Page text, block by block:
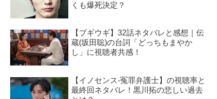
くも爆死決定？
【ブギウギ】32話ネタバレと感想｜伝
蔵(坂田聡)の台詞「どっちもまやか
し」に視聴者共感！
【イノセンス-冤罪弁護士】の視聴率と
最終回ネタバレ！黒川拓の悲しい過去